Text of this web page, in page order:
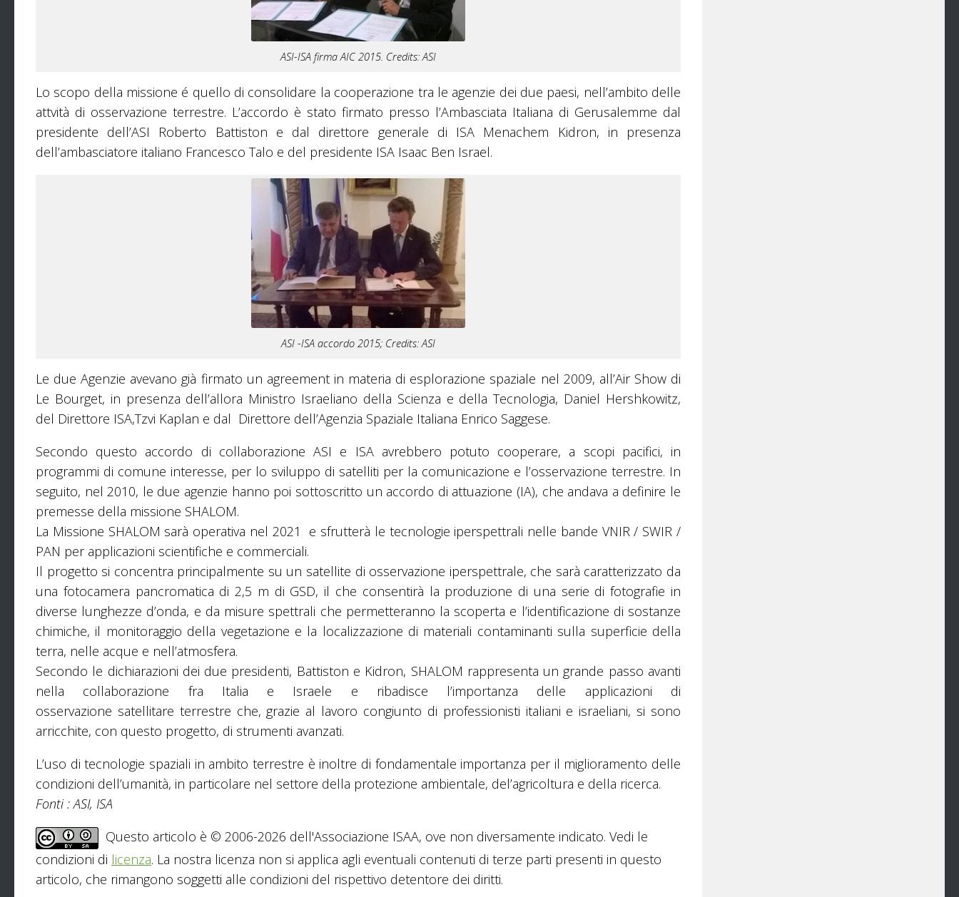
ASI-ISA firma AIC 2015. Credits: ASI
Lo scopo della missione é quello di consolidare la cooperazione tra le agenzie dei due paesi, nell’ambito delle
attvità di osservazione terrestre. L’accordo è stato firmato presso l’Ambasciata Italiana di Gerusalemme dal
presidente dell’ASI Roberto Battiston e dal direttore generale di ISA Menachem Kidron, in presenza
dell’ambasciatore italiano Francesco Talo e del presidente ISA Isaac Ben Israel.
ASI -ISA accordo 2015; Credits: ASI
Le due Agenzie avevano già firmato un agreement in materia di esplorazione spaziale nel 2009, all’Air Show di
Le Bourget, in presenza dell’allora Ministro Israeliano della Scienza e della Tecnologia, Daniel Hershkowitz,
del Direttore ISA,Tzvi Kaplan e dal Direttore dell’Agenzia Spaziale Italiana Enrico Saggese.
Secondo questo accordo di collaborazione ASI e ISA avrebbero potuto cooperare, a scopi pacifici, in
programmi di comune interesse, per lo sviluppo di satelliti per la comunicazione e l’osservazione terrestre. In
seguito, nel 2010, le due agenzie hanno poi sottoscritto un accordo di attuazione (IA), che andava a definire le
premesse della missione SHALOM.
La Missione SHALOM sarà operativa nel 2021 e sfrutterà le tecnologie iperspettrali nelle bande VNIR / SWIR /
PAN per applicazioni scientifiche e commerciali.
Il progetto si concentra principalmente su un satellite di osservazione iperspettrale, che sarà caratterizzato da
una fotocamera pancromatica di 2,5 m di GSD, il che consentirà la produzione di una serie di fotografie in
diverse lunghezze d’onda, e da misure spettrali che permetteranno la scoperta e l’identificazione di sostanze
chimiche, il monitoraggio della vegetazione e la localizzazione di materiali contaminanti sulla superficie della
terra, nelle acque e nell’atmosfera.
Secondo le dichiarazioni dei due presidenti, Battiston e Kidron, SHALOM rappresenta un grande passo avanti
nella collaborazione fra Italia e Israele e ribadisce l’importanza delle applicazioni di
osservazione satellitare terrestre che, grazie al lavoro congiunto di professionisti italiani e israeliani, si sono
arricchite, con questo progetto, di strumenti avanzati.
L’uso di tecnologie spaziali in ambito terrestre è inoltre di fondamentale importanza per il miglioramento delle
condizioni dell’umanità, in particolare nel settore della protezione ambientale, del’agricoltura e della ricerca.
Fonti : ASI, ISA
Questo articolo è © 2006-2026 dell'Associazione ISAA, ove non diversamente indicato. Vedi le
condizioni di licenza. La nostra licenza non si applica agli eventuali contenuti di terze parti presenti in questo
articolo, che rimangono soggetti alle condizioni del rispettivo detentore dei diritti.